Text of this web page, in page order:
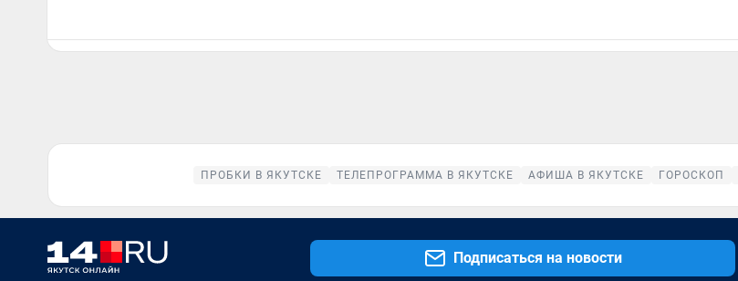
ПРОБКИ В ЯКУТСКЕ ТЕЛЕПРОГРАММА В ЯКУТСКЕ АФИША В ЯКУТСКЕ ГОРОСКОП
Подписаться на новости